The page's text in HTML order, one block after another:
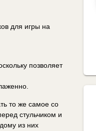
для игры на
позволяет
то же самое со
стульчиком и
из них